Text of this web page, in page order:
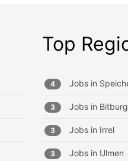
Top
4 Jobs in
3 Jobs in Bitburg
3 Jobs in Irrel
3 Jobs in Ulmen